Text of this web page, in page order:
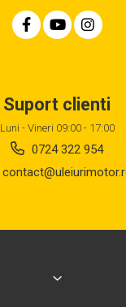
Suport clienti
Luni - Vineri 09:00 - 17:00
0724 322 954